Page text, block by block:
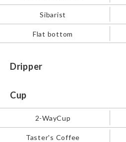
Sibarist
Flat bottom
Dripper
Cup
2-WayCup
Taster's Coffee